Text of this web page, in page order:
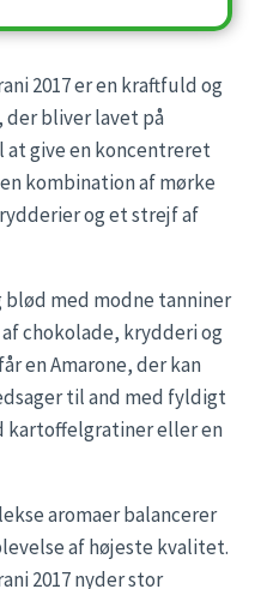
2017 er en kraftfuld og
der bliver lavet på
at give en koncentreret
kombination af mørke
og et strejf af
blød med modne tanniner
chokolade, krydderi og
en Amarone, der kan
til and med fyldigt
kartoffelgratiner eller en
aromaer balancerer
af højeste kvalitet.
2017 nyder stor